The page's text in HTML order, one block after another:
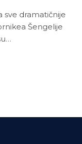
sve dramatičnije
Šengelije